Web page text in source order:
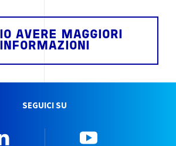
AVERE MAGGIORI
INFORMAZIONI
SEGUICI SU